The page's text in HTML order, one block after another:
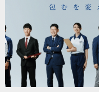
ブログ
このサイトについて